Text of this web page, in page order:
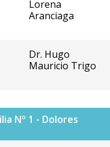
Lorena
Aranciaga
Dr. Hugo
Mauricio Trigo
Nº 1 - Dolores